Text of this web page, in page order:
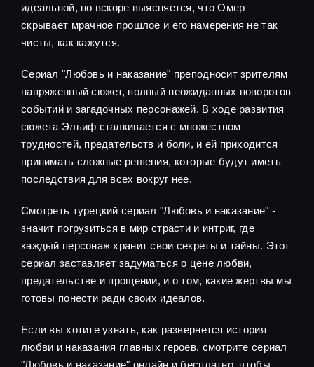
идеальной, но вскоре выясняется, что Омер
скрывает мрачное прошлое и его намерения не так
чисты, как кажутся.
Сериал "Любовь и наказание" преподносит зрителям
напряженный сюжет, полный неожиданных поворотов
событий и загадочных персонажей. В ходе развития
сюжета Эльиф сталкивается с множеством
трудностей, предательств и боли, и ей приходится
принимать сложные решения, которые будут иметь
последствия для всех вокруг нее.
Смотреть турецкий сериал "Любовь и наказание" -
значит погрузиться в мир страсти и интриг, где
каждый персонаж хранит свои секреты и тайны. Этот
сериал заставляет задуматься о цене любви,
предательстве и прощении, и о том, какие жертвы мы
готовы понести ради своих идеалов.
Если вы хотите узнать, как развернется история
любви и наказания главных героев, смотрите сериал